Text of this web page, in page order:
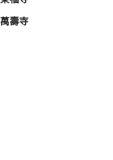
萬壽寺